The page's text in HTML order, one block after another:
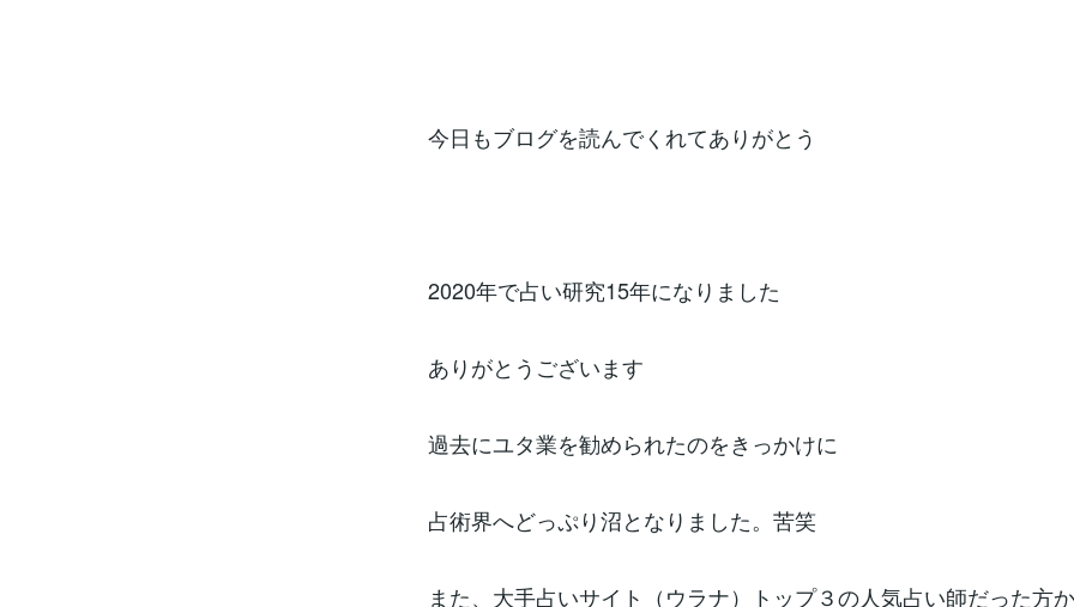
今日もブログを読んでくれてありがとう
2020年で占い研究15年になりました
ありがとうございます
過去にユタ業を勧められたのをきっかけに
占術界へどっぷり沼となりました。苦笑
また、大手占いサイト（ウラナ）トップ３の人気占い師だった方